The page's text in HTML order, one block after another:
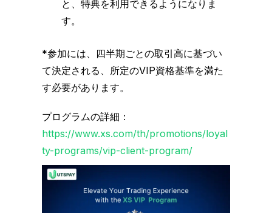
と、特典を利用できるようになりま
す。
*参加には、四半期ごとの取引高に基づい
て決定される、所定のVIP資格基準を満た
す必要があります。
プログラムの詳細：
https://www.xs.com/th/promotions/loyal
ty-programs/vip-client-program/